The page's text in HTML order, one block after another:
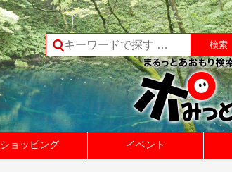
ショッピング イベント